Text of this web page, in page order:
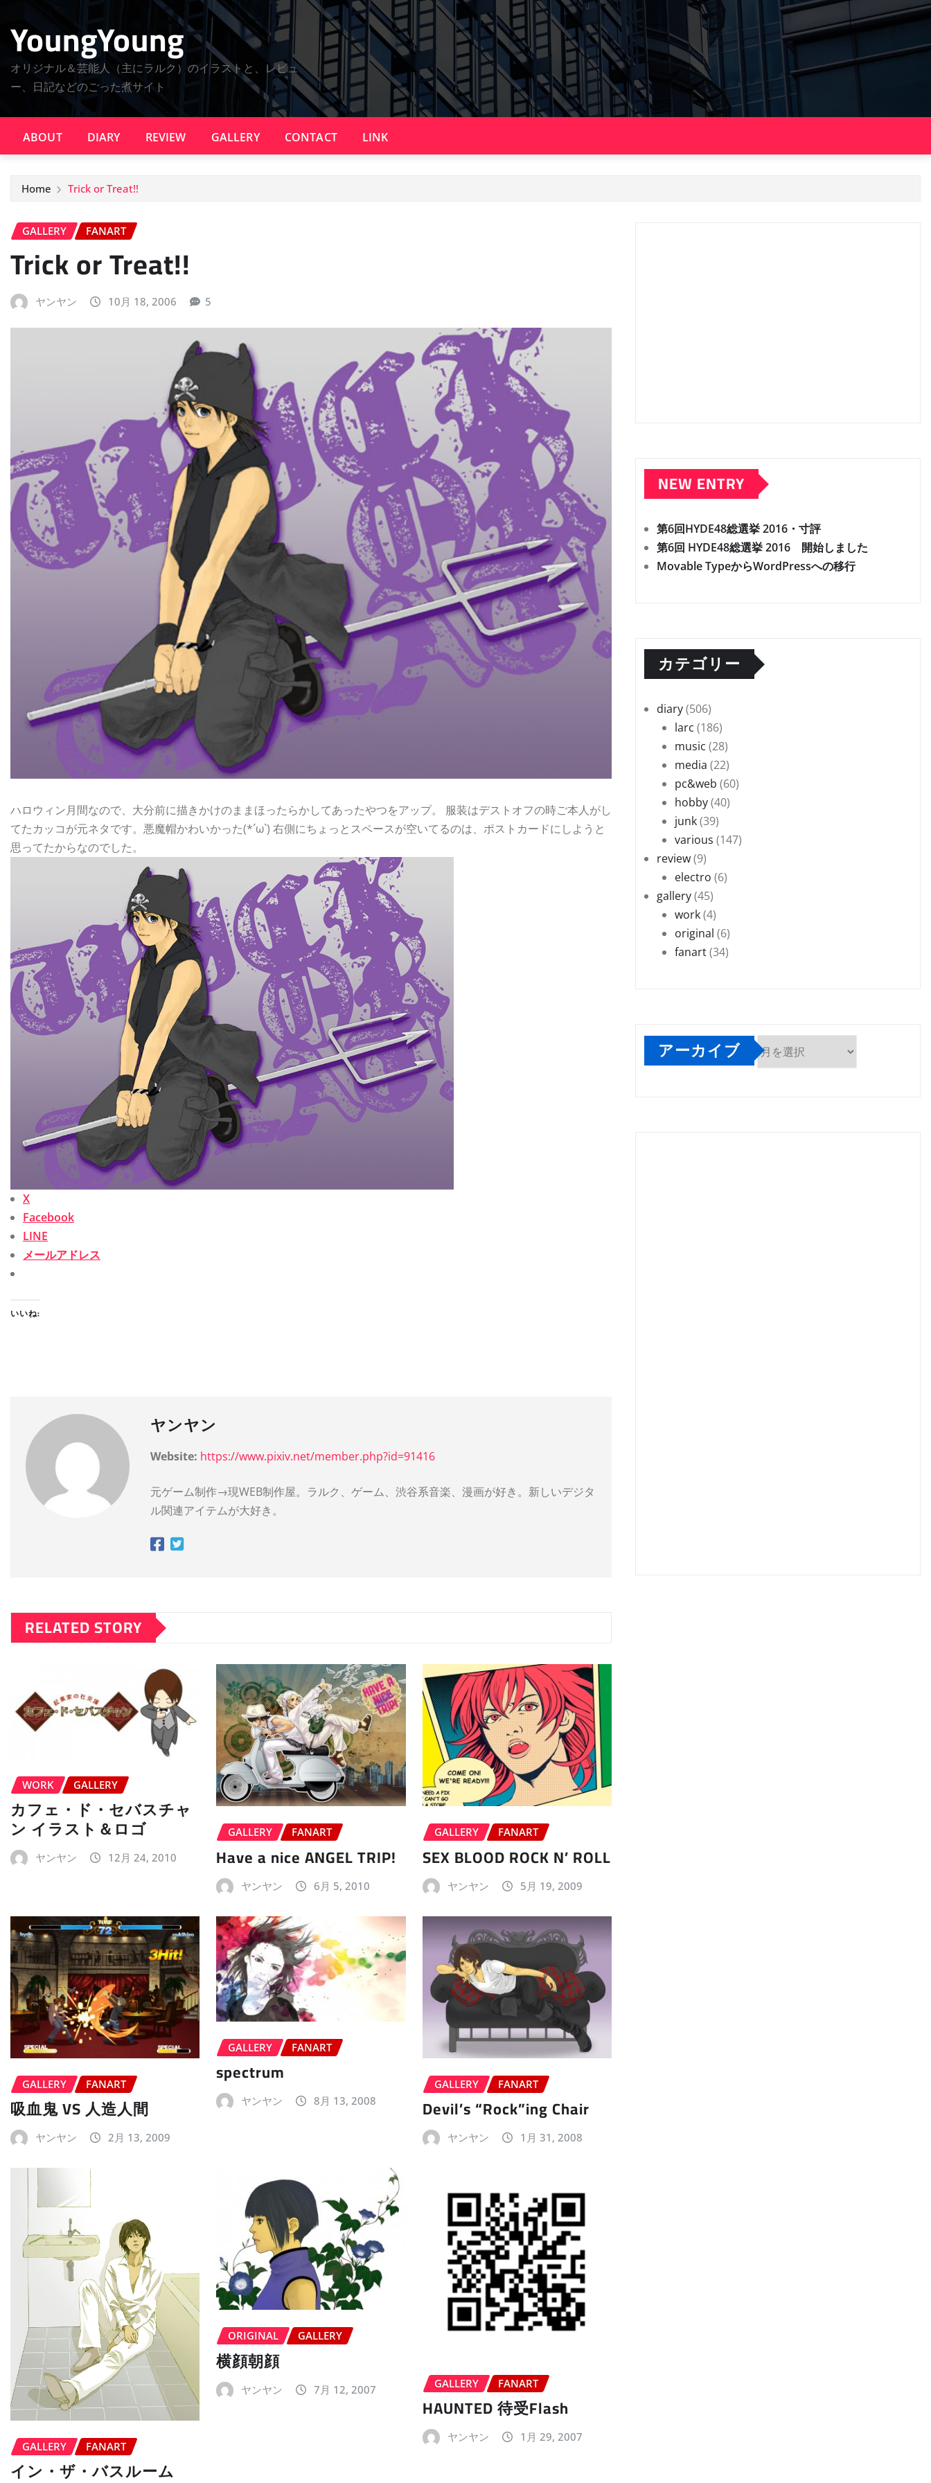
content
YoungYoung
オリジナル＆芸能人（主にラルク）のイラストと、レビュ
ー、日記などのごった煮サイト
ABOUT DIARY REVIEW GALLERY CONTACT LINK
Home Trick or Treat!!
GALLERY FANART
Trick or Treat!!
ヤンヤン 10月 18, 2006 5
ハロウィン月間なので、大分前に描きかけのままほったらかしてあったやつをアップ。 服装はデストオフの時ご本人がし
てたカッコが元ネタです。悪魔帽かわいかった(*´ω`) 右側にちょっとスペースが空いてるのは、ポストカードにしようと
思ってたからなのでした。
X
Facebook
LINE
メールアドレス
いいね:
ヤンヤン
Website: https://www.pixiv.net/member.php?id=91416
元ゲーム制作→現WEB制作屋。ラルク、ゲーム、渋谷系音楽、漫画が好き。新しいデジタ
ル関連アイテムが大好き。
RELATED STORY
WORK GALLERY
カフェ・ド・セバスチャ
ン イラスト＆ロゴ
ヤンヤン 12月 24, 2010
GALLERY FANART
Have a nice ANGEL TRIP!
ヤンヤン 6月 5, 2010
GALLERY FANART
SEX BLOOD ROCK N’ ROLL
ヤンヤン 5月 19, 2009
GALLERY FANART
吸血鬼 VS 人造人間
ヤンヤン 2月 13, 2009
GALLERY FANART
spectrum
ヤンヤン 8月 13, 2008
GALLERY FANART
Devil’s “Rock”ing Chair
ヤンヤン 1月 31, 2008
GALLERY FANART
イン・ザ・バスルーム
ORIGINAL GALLERY
横顔朝顔
ヤンヤン 7月 12, 2007 GALLERY FANART
HAUNTED 待受Flash
ヤンヤン 1月 29, 2007
NEW ENTRY
第6回HYDE48総選挙 2016・寸評
第6回 HYDE48総選挙 2016 開始しました
Movable TypeからWordPressへの移行
カテゴリー
diary(506)
larc (186)
music (28)
media (22)
pc&web (60)
hobby(40)
junk(39)
various (147)
review(9)
electro (6)
gallery(45)
work(4)
original (6)
fanart(34)
アーカイブ